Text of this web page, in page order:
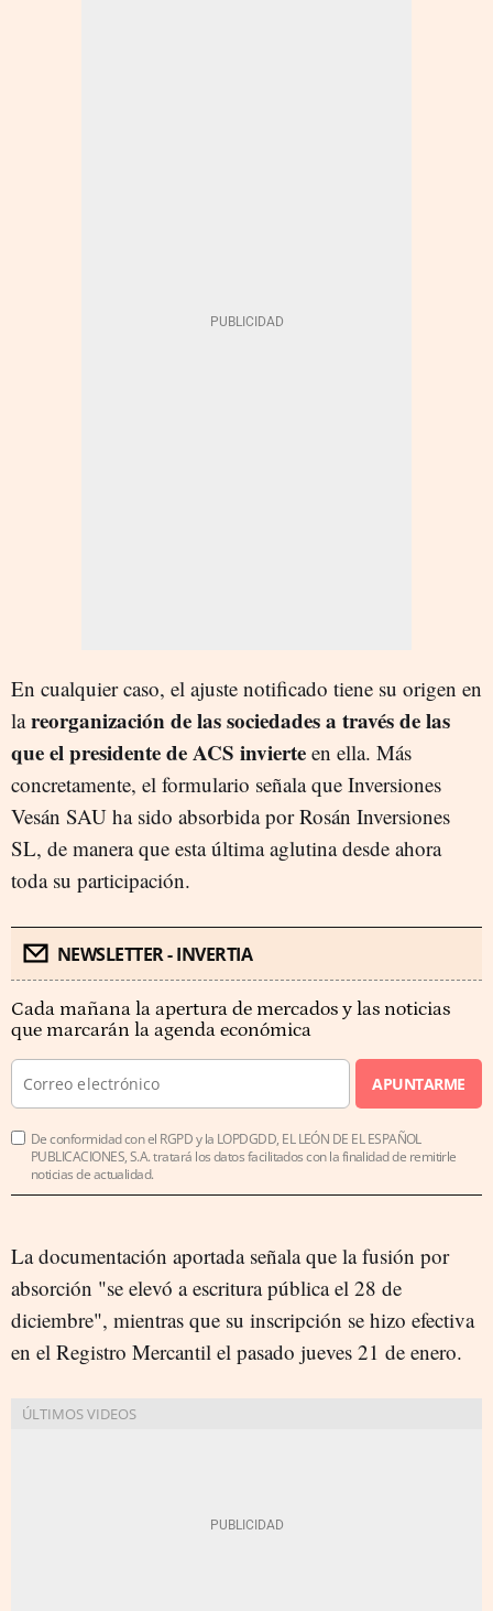
En cualquier caso, el ajuste notificado tiene su origen en
lareorganización de las sociedades a través de las
que el presidente de ACS invierte en ella. Más
concretamente, el formulario señala que Inversiones
Vesán SAU ha sido absorbida por Rosán Inversiones
SL, de manera que esta última aglutina desde ahora
toda su participación.
NEWSLETTER - INVERTIA
Cada mañana la apertura de mercados y las noticias
que marcarán la agenda económica
APUNTARME
De conformidad con el RGPD y la LOPDGDD, EL LEÓN DE EL ESPAÑOL
PUBLICACIONES, S.A. tratará los datos facilitados con la finalidad de remitirle
noticias de actualidad.
La documentación aportada señala que la fusión por
absorción "se elevó a escritura pública el 28 de
diciembre", mientras que su inscripción se hizo efectiva
en el Registro Mercantil el pasado jueves 21 de enero.